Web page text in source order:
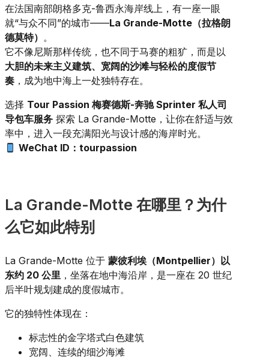
在法国南部朗格多克-鲁西永海岸线上，有一座一眼
就“与众不同”的城市——La Grande-Motte（拉格朗
德莫特） 。
它不像尼斯那样传统，也不同于马赛的粗犷，而是以
大胆的未来主义建筑、宽阔的沙滩与轻松的度假节
奏 ，成为地中海上一处独特存在。
选择 Tour Passion 梅赛德斯-奔驰 Sprinter 私人司
导包车服务 探索 La Grande-Motte，让你在舒适与效
率中，进入一段充满阳光与设计感的海岸时光。
WeChat ID：tourpassion
La Grande-Motte 在哪里？为什
么它如此特别
La Grande-Motte 位于 蒙彼利埃（Montpellier）以
东约 20 公里 ，坐落在地中海沿岸，是一座在 20 世纪
后半叶规划建成的度假城市。
它的独特性体现在：
标志性的金字塔式白色建筑
宽阔、连续的细沙海滩